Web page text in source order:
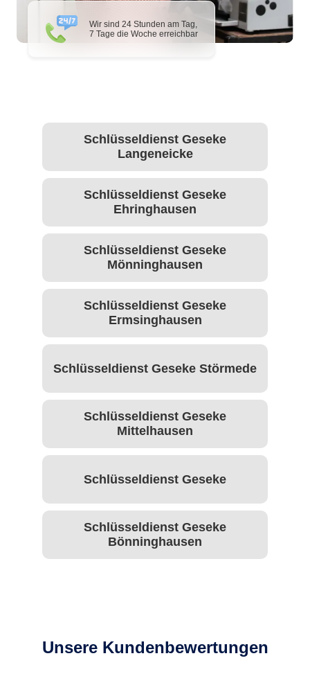
Wir sind 24 Stunden am Tag,
7 Tage die Woche erreichbar
Schlüsseldienst Geseke
Langeneicke
Schlüsseldienst Geseke
Ehringhausen
Schlüsseldienst Geseke
Mönninghausen
Schlüsseldienst Geseke
Ermsinghausen
Schlüsseldienst Geseke Störmede
Schlüsseldienst Geseke
Mittelhausen
Schlüsseldienst Geseke
Schlüsseldienst Geseke
Bönninghausen
Unsere Kundenbewertungen